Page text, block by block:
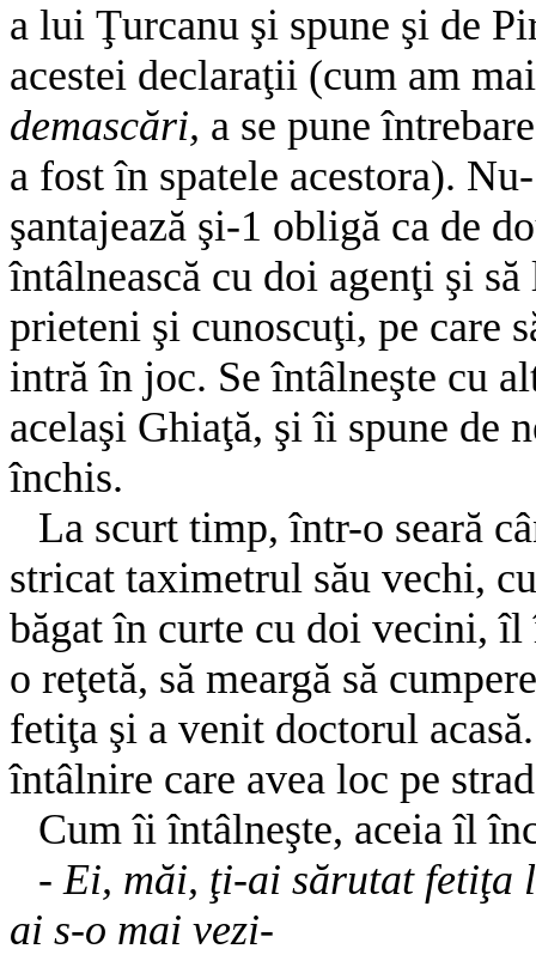
a lui Ţurcanu şi spune şi de
acestei declaraţii (cum am
demascări, a se pune
a fost în spatele acestora).
şantajează şi-1 obligă ca de
întâlnească cu doi agenţi şi
prieteni şi cunoscuţi, pe care
intră în joc. Se întâlneşte cu
acelaşi Ghiaţă, şi îi spune de
închis.
La scurt timp, într-o seară
stricat taximetrul său vechi,
băgat în curte cu doi vecini,
o reţetă, să meargă să
fetiţa şi a venit doctorul
întâlnire care avea loc pe
Cum îi întâlneşte, aceia îl
-Ei, măi, ţi-ai sărutat fetiţa
ai s-o mai vezi-